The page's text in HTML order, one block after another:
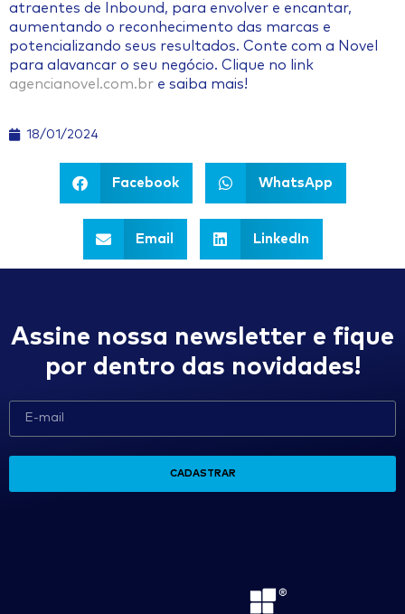
atraentes de Inbound, para envolver e encantar,
aumentando o reconhecimento das marcas e
potencializando seus resultados. Conte com a Novel
para alavancar o seu negócio. Clique no link
agencianovel.com.br e saiba mais!
18/01/2024
Facebook WhatsApp
Email LinkedIn
Assine nossa newsletter e fique
por dentro das novidades!
CADASTRAR